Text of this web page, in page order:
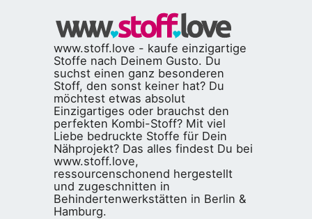
www.stoff.love - kaufe einzigartige
Stoffe nach Deinem Gusto. Du
suchst einen ganz besonderen
Stoff, den sonst keiner hat? Du
möchtest etwas absolut
Einzigartiges oder brauchst den
perfekten Kombi-Stoff? Mit viel
Liebe bedruckte Stoffe für Dein
Nähprojekt? Das alles findest Du bei
www.stoff.love,
ressourcenschonend hergestellt
und zugeschnitten in
Behindertenwerkstätten in Berlin &
Hamburg.